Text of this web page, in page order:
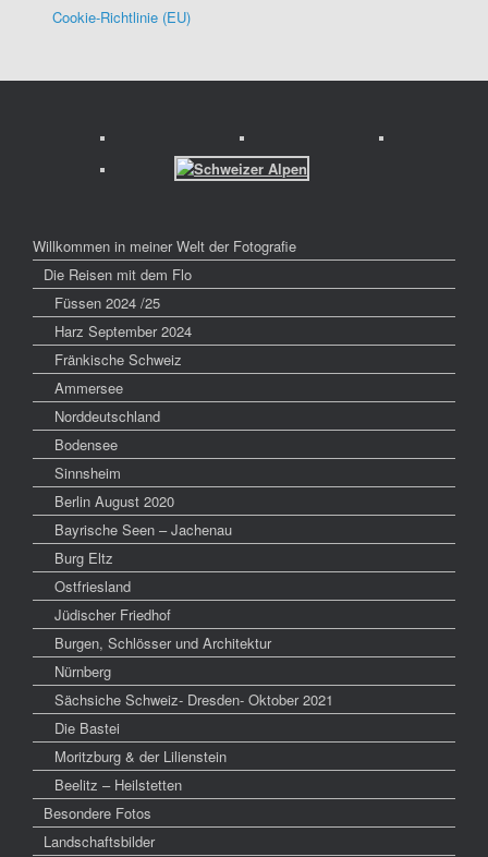
Cookie-Richtlinie (EU)
Willkommen in meiner Welt der Fotografie
Die Reisen mit dem Flo
Füssen 2024 /25
Harz September 2024
Fränkische Schweiz
Ammersee
Norddeutschland
Bodensee
Sinnsheim
Berlin August 2020
Bayrische Seen – Jachenau
Burg Eltz
Ostfriesland
Jüdischer Friedhof
Burgen, Schlösser und Architektur
Nürnberg
Sächsiche Schweiz- Dresden- Oktober 2021
Die Bastei
Moritzburg & der Lilienstein
Beelitz – Heilstetten
Besondere Fotos
Landschaftsbilder